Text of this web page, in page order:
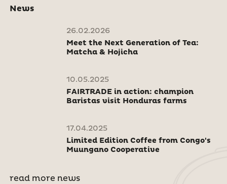
News
26.02.2026
Meet the Next Generation of Tea:
Matcha & Hojicha
10.05.2025
FAIRTRADE in action: champion
Baristas visit Honduras farms
17.04.2025
Limited Edition Coffee from Congo's
Muungano Cooperative
read more news